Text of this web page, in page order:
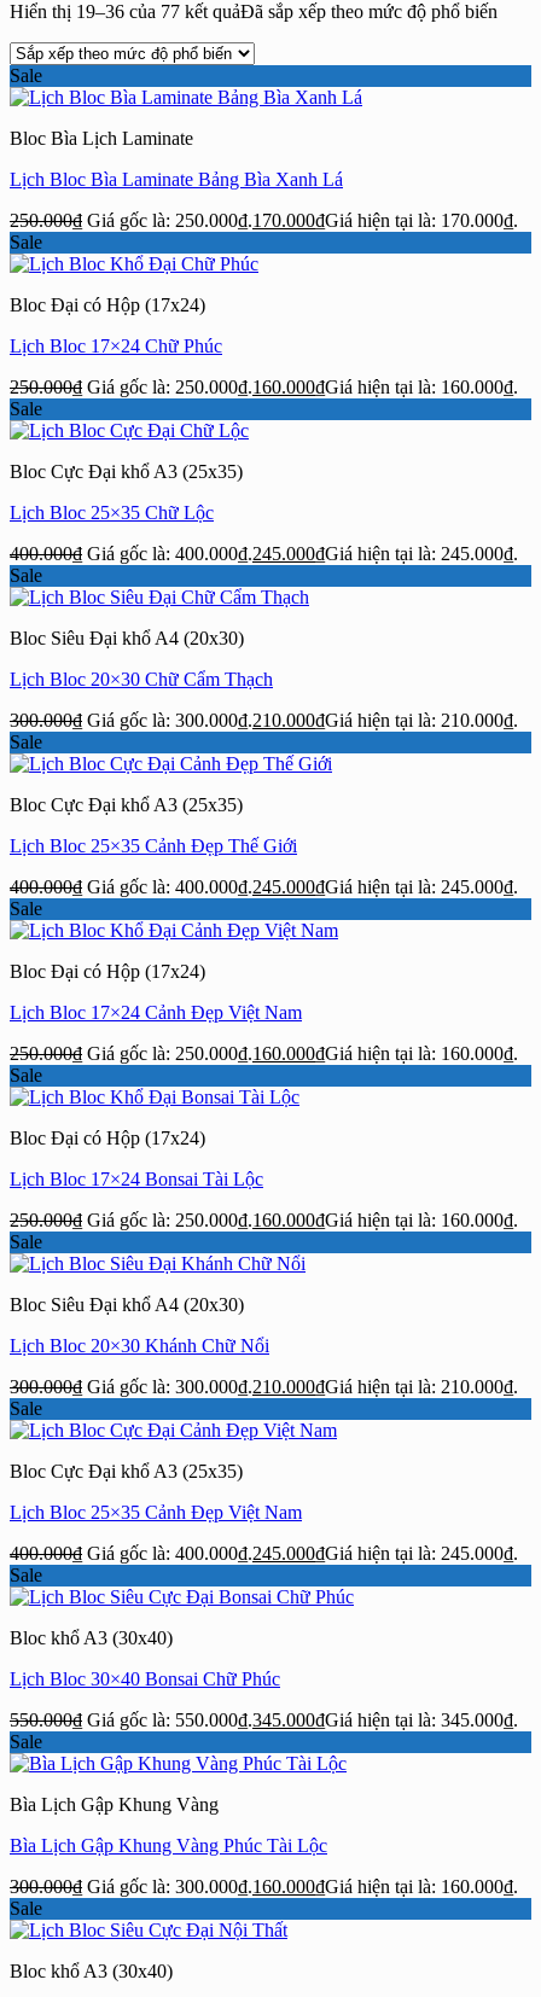
Hiển thị 19–36 của 77 kết quảĐã sắp xếp theo mức độ phổ biến
Sale
Bloc Bìa Lịch Laminate
Lịch Bloc Bìa Laminate Bảng Bìa Xanh Lá
250.000₫ Giá gốc là: 250.000₫.170.000₫Giá hiện tại là: 170.000₫.
Sale
Bloc Đại có Hộp (17x24)
Lịch Bloc 17×24 Chữ Phúc
250.000₫ Giá gốc là: 250.000₫.160.000₫Giá hiện tại là: 160.000₫.
Sale
Bloc Cực Đại khổ A3 (25x35)
Lịch Bloc 25×35 Chữ Lộc
400.000₫ Giá gốc là: 400.000₫.245.000₫Giá hiện tại là: 245.000₫.
Sale
Bloc Siêu Đại khổ A4 (20x30)
Lịch Bloc 20×30 Chữ Cẩm Thạch
300.000₫ Giá gốc là: 300.000₫.210.000₫Giá hiện tại là: 210.000₫.
Sale
Bloc Cực Đại khổ A3 (25x35)
Lịch Bloc 25×35 Cảnh Đẹp Thế Giới
400.000₫ Giá gốc là: 400.000₫.245.000₫Giá hiện tại là: 245.000₫.
Sale
Bloc Đại có Hộp (17x24)
Lịch Bloc 17×24 Cảnh Đẹp Việt Nam
250.000₫ Giá gốc là: 250.000₫.160.000₫Giá hiện tại là: 160.000₫.
Sale
Bloc Đại có Hộp (17x24)
Lịch Bloc 17×24 Bonsai Tài Lộc
250.000₫ Giá gốc là: 250.000₫.160.000₫Giá hiện tại là: 160.000₫.
Sale
Bloc Siêu Đại khổ A4 (20x30)
Lịch Bloc 20×30 Khánh Chữ Nổi
300.000₫ Giá gốc là: 300.000₫.210.000₫Giá hiện tại là: 210.000₫.
Sale
Bloc Cực Đại khổ A3 (25x35)
Lịch Bloc 25×35 Cảnh Đẹp Việt Nam
400.000₫ Giá gốc là: 400.000₫.245.000₫Giá hiện tại là: 245.000₫.
Sale
Bloc khổ A3 (30x40)
Lịch Bloc 30×40 Bonsai Chữ Phúc
550.000₫ Giá gốc là: 550.000₫.345.000₫Giá hiện tại là: 345.000₫.
Sale
Bìa Lịch Gập Khung Vàng
Bìa Lịch Gập Khung Vàng Phúc Tài Lộc
300.000₫ Giá gốc là: 300.000₫.160.000₫Giá hiện tại là: 160.000₫.
Sale
Bloc khổ A3 (30x40)